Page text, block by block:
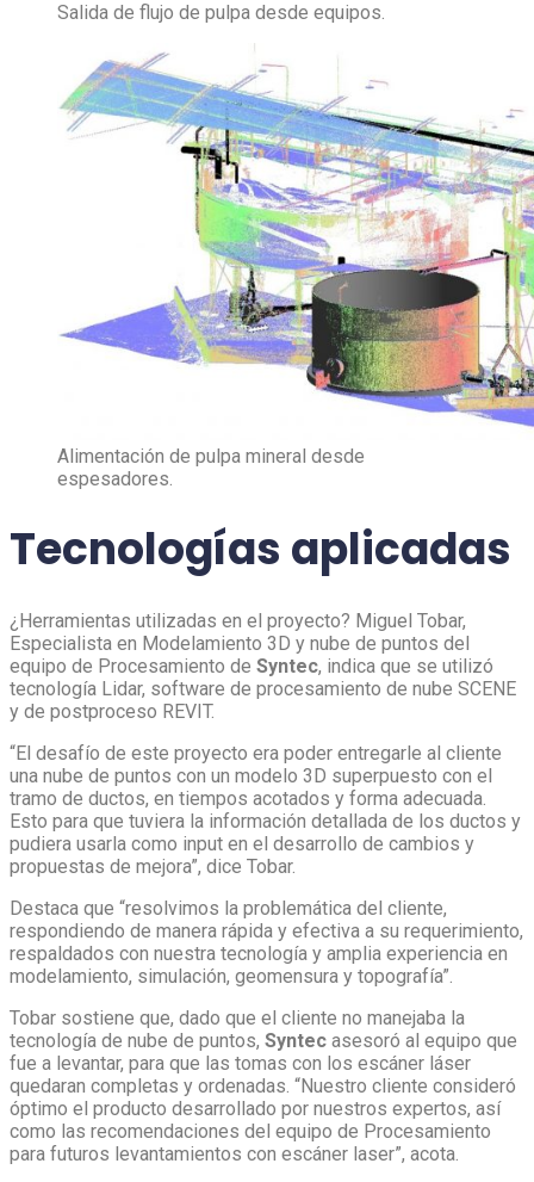
Salida de flujo de pulpa desde equipos.
Alimentación de pulpa mineral desde
espesadores.
Tecnologías aplicadas
¿Herramientas utilizadas en el proyecto? Miguel Tobar,
Especialista en Modelamiento 3D y nube de puntos del
equipo de Procesamiento de Syntec, indica que se utilizó
tecnología Lidar, software de procesamiento de nube SCENE
y de postproceso REVIT.
“El desafío de este proyecto era poder entregarle al cliente
una nube de puntos con un modelo 3D superpuesto con el
tramo de ductos, en tiempos acotados y forma adecuada.
Esto para que tuviera la información detallada de los ductos y
pudiera usarla como input en el desarrollo de cambios y
propuestas de mejora”, dice Tobar.
Destaca que “resolvimos la problemática del cliente,
respondiendo de manera rápida y efectiva a su requerimiento,
respaldados con nuestra tecnología y amplia experiencia en
modelamiento, simulación, geomensura y topografía”.
Tobar sostiene que, dado que el cliente no manejaba la
tecnología de nube de puntos, Syntec asesoró al equipo que
fue a levantar, para que las tomas con los escáner láser
quedaran completas y ordenadas. “Nuestro cliente consideró
óptimo el producto desarrollado por nuestros expertos, así
como las recomendaciones del equipo de Procesamiento
para futuros levantamientos con escáner laser”, acota.